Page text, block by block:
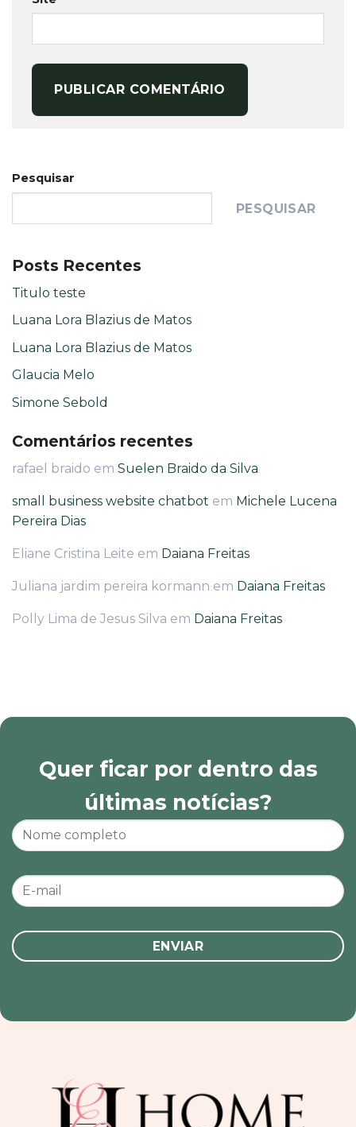
Pesquisar
PESQUISAR
Posts Recentes
Titulo teste
Luana Lora Blazius de Matos
Luana Lora Blazius de Matos
Glaucia Melo
Simone Sebold
Comentários recentes
rafael braido em Suelen Braido da Silva
small business website chatbot em Michele Lucena
Pereira Dias
Eliane Cristina Leite em Daiana Freitas
Juliana jardim pereira kormann em Daiana Freitas
Polly Lima de Jesus Silva em Daiana Freitas
Quer ficar por dentro das
últimas notícias?